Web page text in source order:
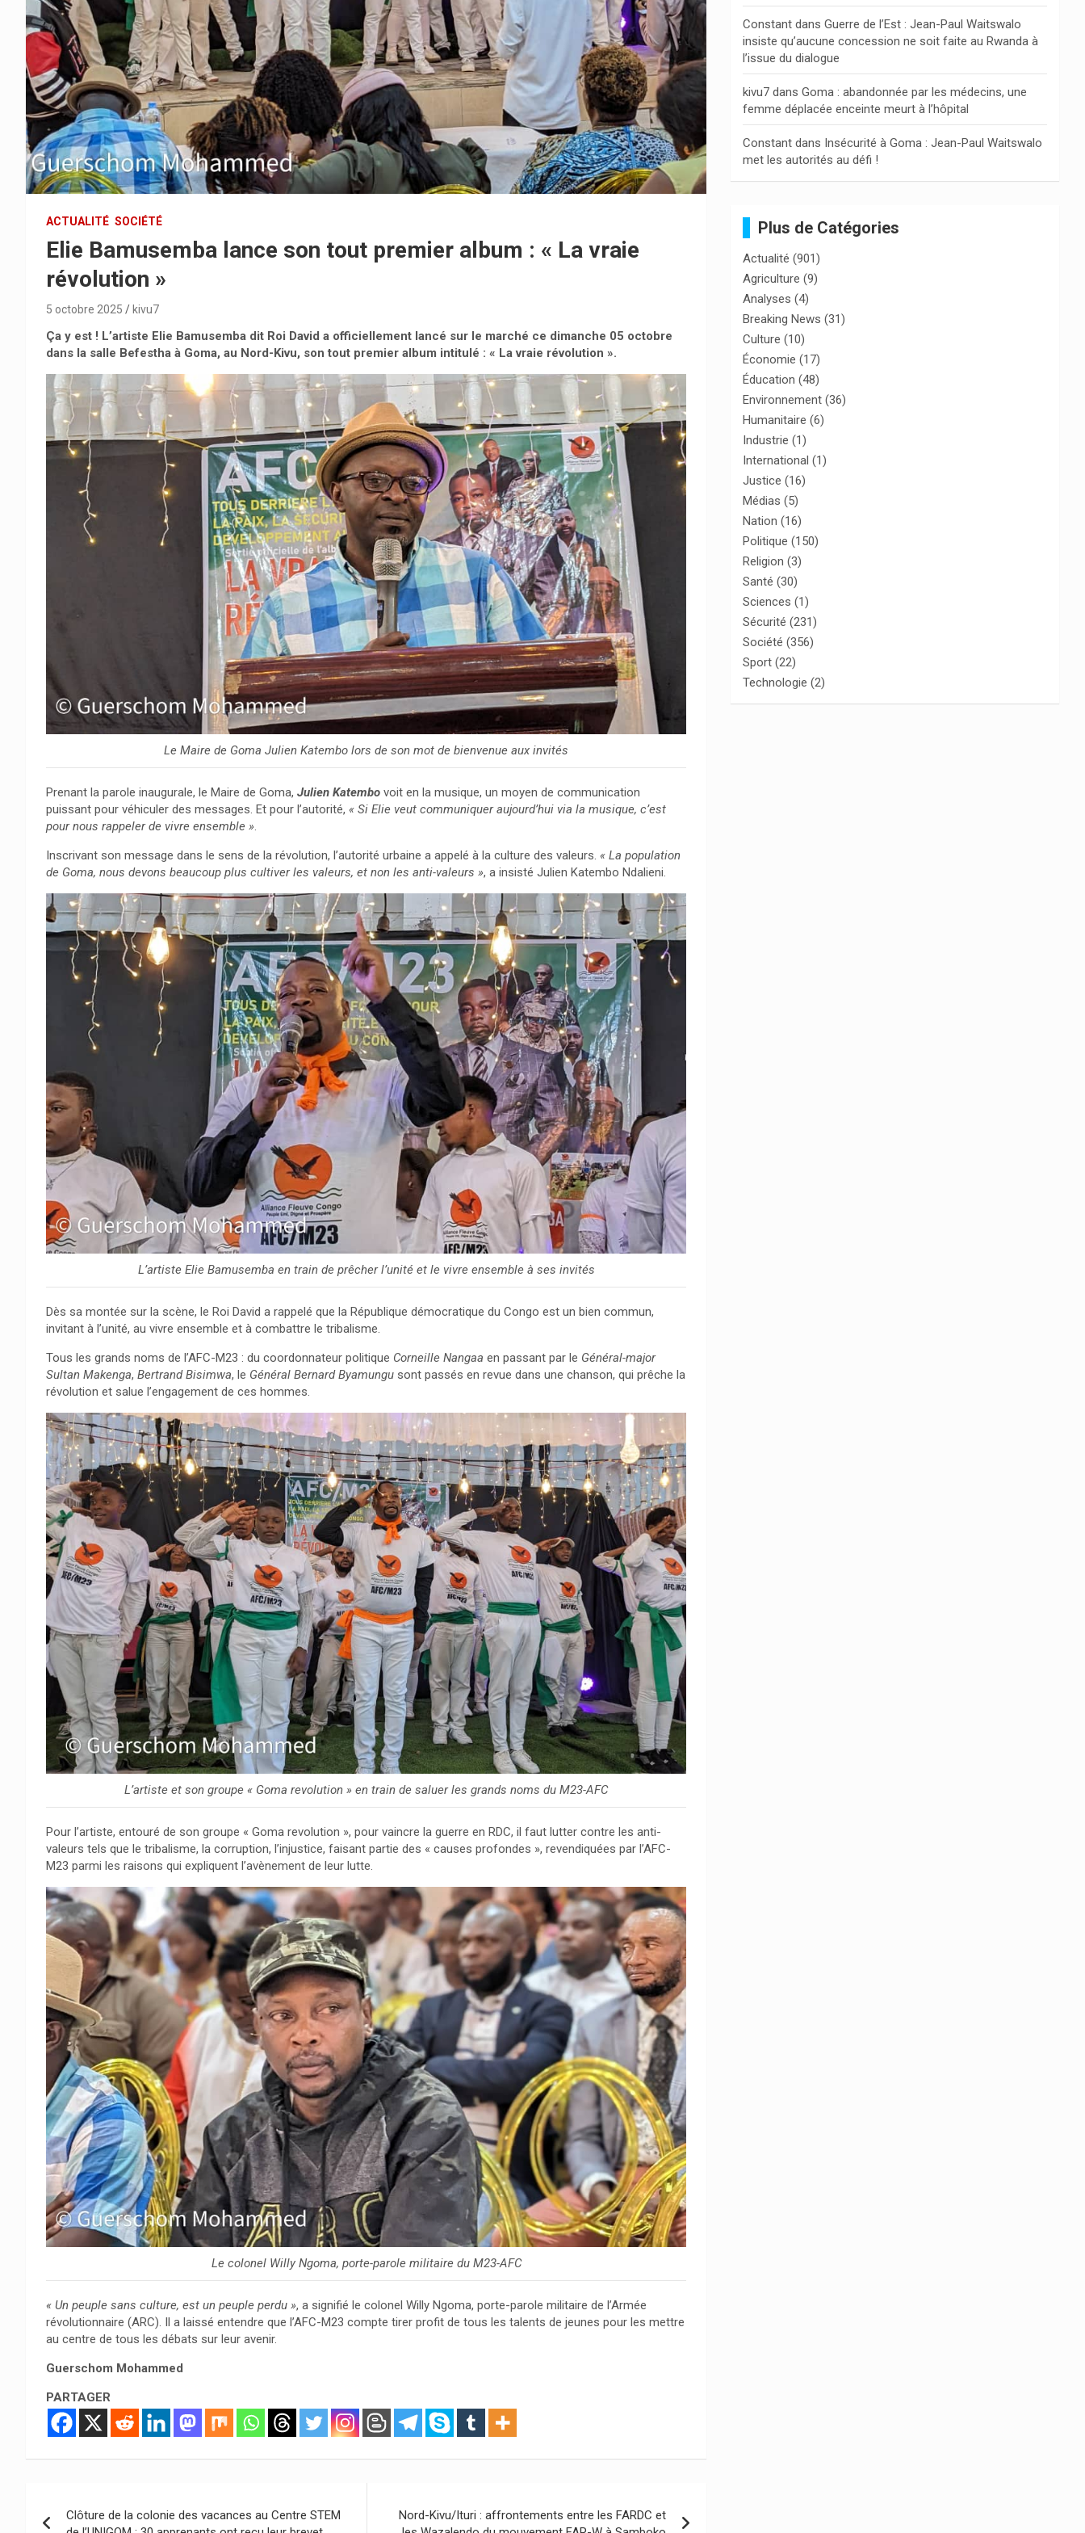
ACTUALITÉ SOCIÉTÉ
Elie Bamusemba lance son tout premier album : « La vraie
révolution »
5 octobre 2025 kivu7
Ça y est ! L’artiste Elie Bamusemba dit Roi David a officiellement lancé sur le marché ce dimanche 05 octobre
dans la salle Befestha à Goma, au Nord-Kivu, son tout premier album intitulé : « La vraie révolution ».
Le Maire de Goma Julien Katembo lors de son mot de bienvenue aux invités
Prenant la parole inaugurale, le Maire de Goma, Julien Katembo voit en la musique, un moyen de communication
puissant pour véhiculer des messages. Et pour l’autorité, « Si Elie veut communiquer aujourd’hui via la musique, c’est
pour nous rappeler de vivre ensemble ».
Inscrivant son message dans le sens de la révolution, l’autorité urbaine a appelé à la culture des valeurs. « La population
de Goma, nous devons beaucoup plus cultiver les valeurs, et non les anti-valeurs », a insisté Julien Katembo Ndalieni.
L’artiste Elie Bamusemba en train de prêcher l’unité et le vivre ensemble à ses invités
Dès sa montée sur la scène, le Roi David a rappelé que la République démocratique du Congo est un bien commun,
invitant à l’unité, au vivre ensemble et à combattre le tribalisme.
Tous les grands noms de l’AFC-M23 : du coordonnateur politique Corneille Nangaa en passant par le Général-major
Sultan Makenga, Bertrand Bisimwa, le Général Bernard Byamungu sont passés en revue dans une chanson, qui prêche la
révolution et salue l’engagement de ces hommes.
L’artiste et son groupe « Goma revolution » en train de saluer les grands noms du M23-AFC
Pour l’artiste, entouré de son groupe « Goma revolution », pour vaincre la guerre en RDC, il faut lutter contre les anti-
valeurs tels que le tribalisme, la corruption, l’injustice, faisant partie des « causes profondes », revendiquées par l’AFC-
M23 parmi les raisons qui expliquent l’avènement de leur lutte.
Le colonel Willy Ngoma, porte-parole militaire du M23-AFC
« Un peuple sans culture, est un peuple perdu », a signifié le colonel Willy Ngoma, porte-parole militaire de l’Armée
révolutionnaire (ARC). Il a laissé entendre que l’AFC-M23 compte tirer profit de tous les talents de jeunes pour les mettre
au centre de tous les débats sur leur avenir.
Guerschom Mohammed
PARTAGER
Clôture de la colonie des vacances au Centre STEM
Nord-Kivu/Ituri : affrontements entre les FARDC et
Constant dansGuerre de l’Est : Jean-Paul Waitswalo
insiste qu’aucune concession ne soit faite au Rwanda à
l’issue du dialogue
kivu7 dansGoma : abandonnée par les médecins, une
femme déplacée enceinte meurt à l’hôpital
Constant dans Insécurité à Goma : Jean-Paul Waitswalo
met les autorités au défi !
Plus de Catégories
Actualité (901)
Agriculture (9)
Analyses (4)
Breaking News (31)
Culture (10)
Économie (17)
Éducation (48)
Environnement (36)
Humanitaire (6)
Industrie (1)
International (1)
Justice (16)
Médias (5)
Nation (16)
Politique (150)
Religion (3)
Santé (30)
Sciences (1)
Sécurité (231)
Société (356)
Sport (22)
Technologie (2)